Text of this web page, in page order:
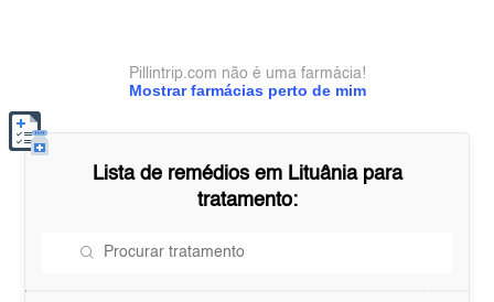
Mostrar farmácias perto de mim
Pillintrip.com não é uma farmácia!
Lista de remédios em Lituâniapara
tratamento: